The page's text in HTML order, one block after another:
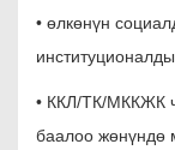
• өлкөнүн
• ККЛ/ТК/МККЖК
баалоо жөнүндө